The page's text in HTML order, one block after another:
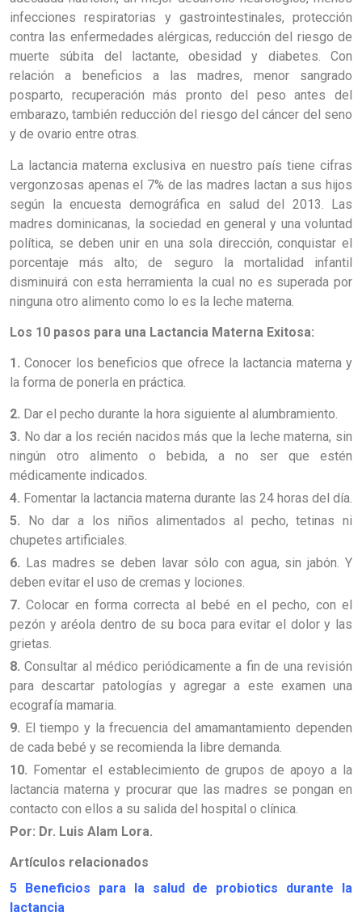
infecciones respiratorias y gastrointestinales, protección
contra las enfermedades alérgicas, reducción del riesgo de
muerte súbita del lactante, obesidad y diabetes. Con
relación a beneficios a las madres, menor sangrado
posparto, recuperación más pronto del peso antes del
embarazo, también reducción del riesgo del cáncer del seno
y de ovario entre otras.
La lactancia materna exclusiva en nuestro país tiene cifras
vergonzosas apenas el 7% de las madres lactan a sus hijos
según la encuesta demográfica en salud del 2013. Las
madres dominicanas, la sociedad en general y una voluntad
política, se deben unir en una sola dirección, conquistar el
porcentaje más alto; de seguro la mortalidad infantil
disminuirá con esta herramienta la cual no es superada por
ninguna otro alimento como lo es la leche materna.
Los 10 pasos para una Lactancia Materna Exitosa:
1. Conocer los beneficios que ofrece la lactancia materna y
la forma de ponerla en práctica.
2. Dar el pecho durante la hora siguiente al alumbramiento.
3. No dar a los recién nacidos más que la leche materna, sin
ningún otro alimento o bebida, a no ser que estén
médicamente indicados.
4. Fomentar la lactancia materna durante las 24 horas del día.
5. No dar a los niños alimentados al pecho, tetinas ni
chupetes artificiales.
6. Las madres se deben lavar sólo con agua, sin jabón. Y
deben evitar el uso de cremas y lociones.
7. Colocar en forma correcta al bebé en el pecho, con el
pezón y aréola dentro de su boca para evitar el dolor y las
grietas.
8. Consultar al médico periódicamente a fin de una revisión
para descartar patologías y agregar a este examen una
ecografía mamaria.
9. El tiempo y la frecuencia del amamantamiento dependen
de cada bebé y se recomienda la libre demanda.
10. Fomentar el establecimiento de grupos de apoyo a la
lactancia materna y procurar que las madres se pongan en
contacto con ellos a su salida del hospital o clínica.
Por: Dr. Luis Alam Lora.
Artículos relacionados
5 Beneficios para la salud de probiotics durante la
lactancia